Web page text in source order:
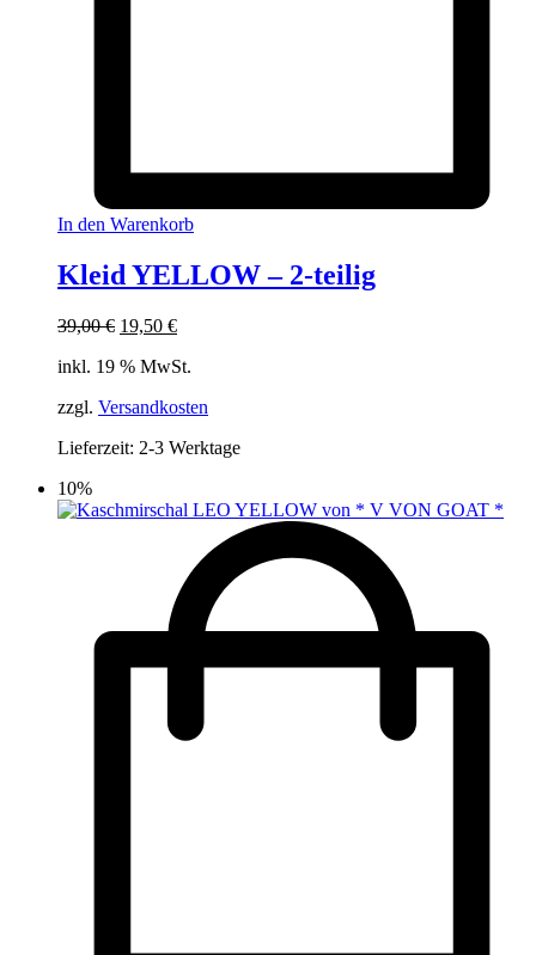
In den Warenkorb
Kleid YELLOW – 2-teilig
39,00€ Ursprünglicher
war:
19,50 €Aktueller
ist:
inkl. 19 % MwSt.
zzgl. Versandkosten
Lieferzeit: 2-3 Werktage
10%